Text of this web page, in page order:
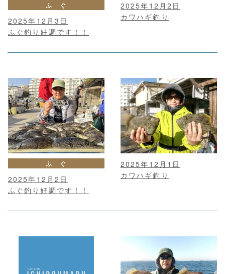
ふ ぐ
2025年12月3日
ふぐ釣り好調です！！
2025年12月2日
カワハギ釣り
ふ ぐ
2025年12月2日
ふぐ釣り好調です！！
2025年12月1日
カワハギ釣り